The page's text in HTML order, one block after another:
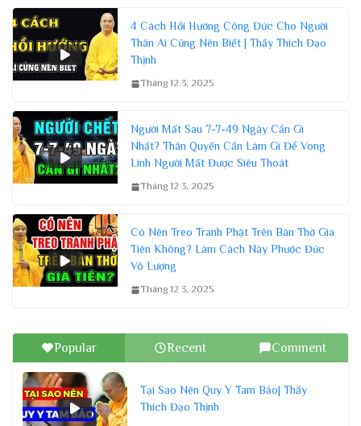
4 Cách Hồi Hướng Công Đức Cho Người
Thân Ai Cũng Nên Biết | Thầy Thích Đạo
Thịnh
Tháng 12 3, 2025
Người Mất Sau 7-7-49 Ngày Cần Gì
Nhất? Thân Quyến Cần Làm Gì Để Vong
Linh Người Mất Được Siêu Thoát
Tháng 12 3, 2025
Có Nên Treo Tranh Phật Trên Bàn Thờ Gia
Tiên Không? Làm Cách Này Phước Đức
Vô Lượng
Tháng 12 3, 2025
Popular Recent Comment
Tại Sao Nên Quy Y Tam Bảo| Thầy
Thích Đạo Thịnh